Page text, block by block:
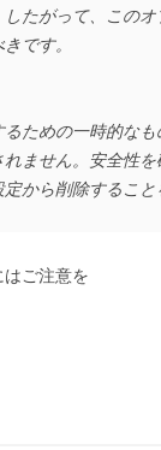
たがって、この
です。
ための一時的な
ません。安全性
から削除すること
ご注意を